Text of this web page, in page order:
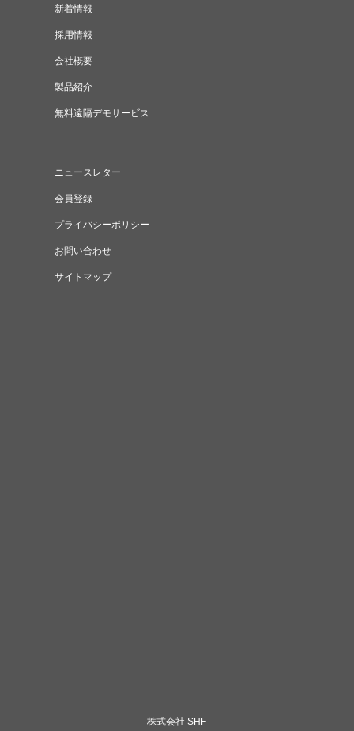
新着情報
採用情報
会社概要
製品紹介
無料遠隔デモサービス
ニュースレター
会員登録
プライバシーポリシー
お問い合わせ
サイトマップ
株式会社 SHF